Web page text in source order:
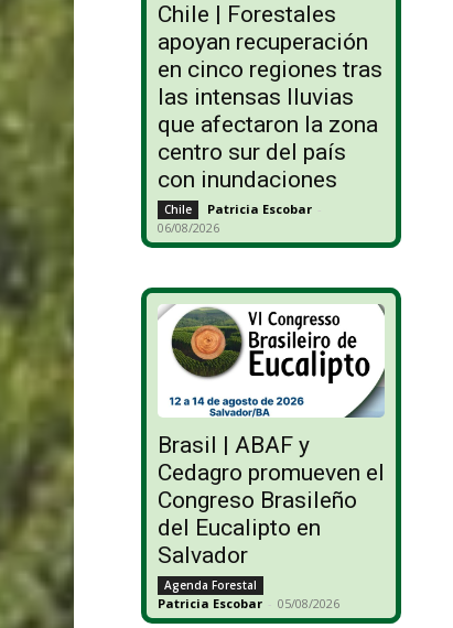
Chile | Forestales
apoyan recuperación
en cinco regiones tras
las intensas lluvias
que afectaron la zona
centro sur del país
con inundaciones
Chile Patricia Escobar -
06/08/2026
Brasil | ABAF y
Cedagro promueven el
Congreso Brasileño
del Eucalipto en
Salvador
Agenda Forestal
Patricia Escobar - 05/08/2026